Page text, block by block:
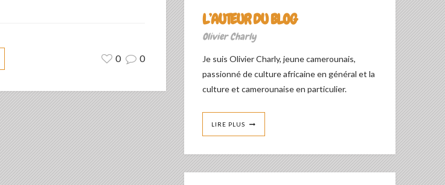
0 0
L’AUTEUR DU BLOG
Olivier Charly
Je suis Olivier Charly, jeune camerounais,
passionné de culture africaine en général et la
culture et camerounaise en particulier.
LIRE PLUS